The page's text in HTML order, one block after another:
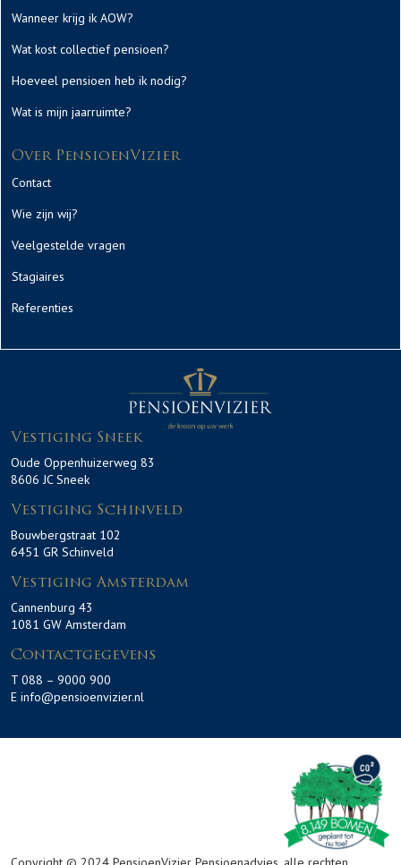
Wanneer krijg ik AOW?
Wat kost collectief pensioen?
Hoeveel pensioen heb ik nodig?
Wat is mijn jaarruimte?
Over PensioenVizier
Contact
Wie zijn wij?
Veelgestelde vragen
Stagiaires
Referenties
Vestiging Sneek
Oude Oppenhuizerweg 83
8606 JC Sneek
Vestiging Schinveld
Bouwbergstraat 102
6451 GR Schinveld
Vestiging Amsterdam
Cannenburg 43
1081 GW Amsterdam
Contactgegevens
T 088 – 9000 900
E info@pensioenvizier.nl